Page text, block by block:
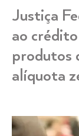
Justiça
ao
produtos
alíquota